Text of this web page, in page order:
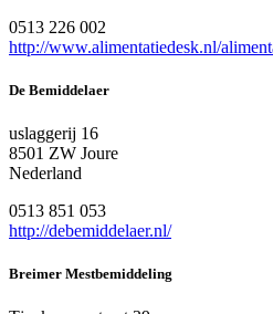
0513 226 002
http://www.alimentatiedesk.nl/
De Bemiddelaer
uslaggerij 16
8501 ZW Joure
Nederland
0513 851 053
http://debemiddelaer.nl/
Breimer Mestbemiddeling